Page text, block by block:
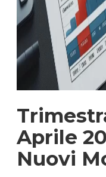
Aprile
Nuovi